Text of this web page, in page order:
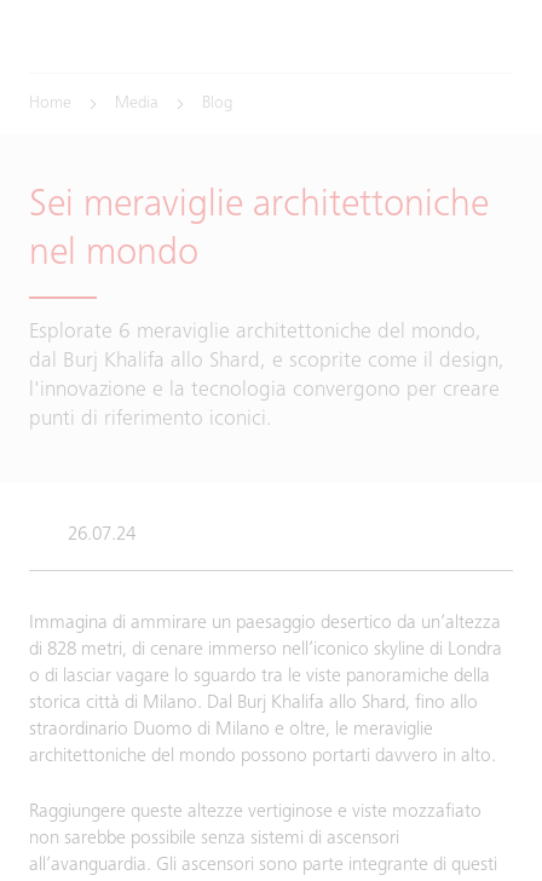
Home Media Blog
Sei meraviglie architettoniche
nel mondo
Esplorate 6 meraviglie architettoniche del mondo,
dal Burj Khalifa allo Shard, e scoprite come il design,
l'innovazione e la tecnologia convergono per creare
punti di riferimento iconici.
26.07.24
Immagina di ammirare un paesaggio desertico da un’altezza
di 828 metri, di cenare immerso nell’iconico skyline di Londra
o di lasciar vagare lo sguardo tra le viste panoramiche della
storica città di Milano. Dal Burj Khalifa allo Shard, fino allo
straordinario Duomo di Milano e oltre, le meraviglie
architettoniche del mondo possono portarti davvero in alto.
Raggiungere queste altezze vertiginose e viste mozzafiato
non sarebbe possibile senza sistemi di ascensori
all’avanguardia. Gli ascensori sono parte integrante di questi